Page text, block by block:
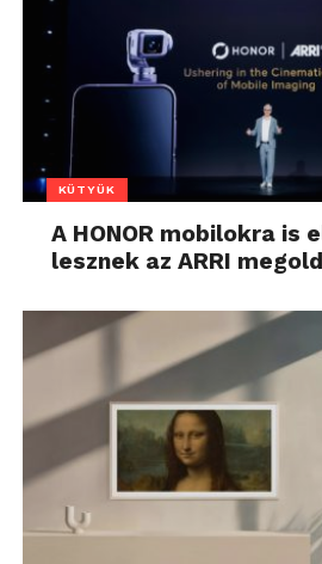
KÜTYÜK
A HONOR mobilokra is
lesznek az ARRI